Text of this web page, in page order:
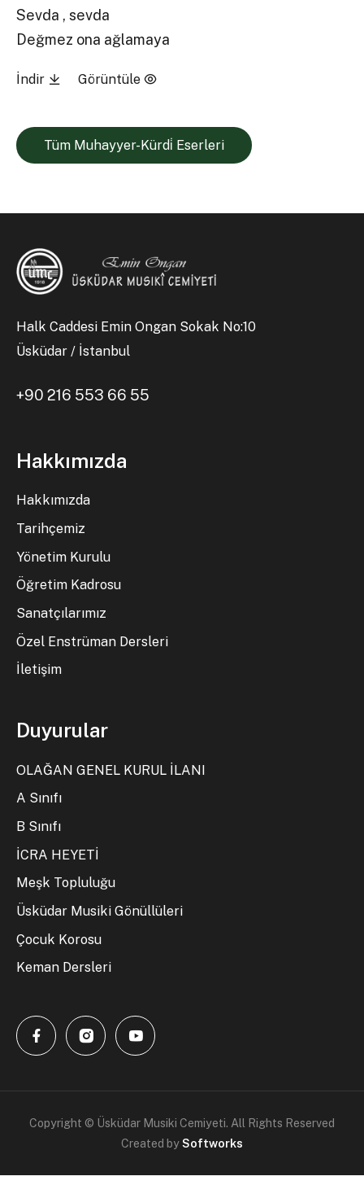
Sevda , sevda
Değmez ona ağlamaya
İndir Görüntüle
Tüm Muhayyer-Kürdi̇ Eserleri
Halk Caddesi Emin Ongan Sokak No:10
Üsküdar / İstanbul
+90 216 553 66 55
Hakkımızda
Hakkımızda
Tarihçemiz
Yönetim Kurulu
Öğretim Kadrosu
Sanatçılarımız
Özel Enstrüman Dersleri
İletişim
Duyurular
OLAĞAN GENEL KURUL İLANI
A Sınıfı
B Sınıfı
İCRA HEYETİ
Meşk Topluluğu
Üsküdar Musiki Gönüllüleri
Çocuk Korosu
Keman Dersleri
Copyright © Üsküdar Musiki Cemiyeti. All Rights Reserved
Created bySoftworks